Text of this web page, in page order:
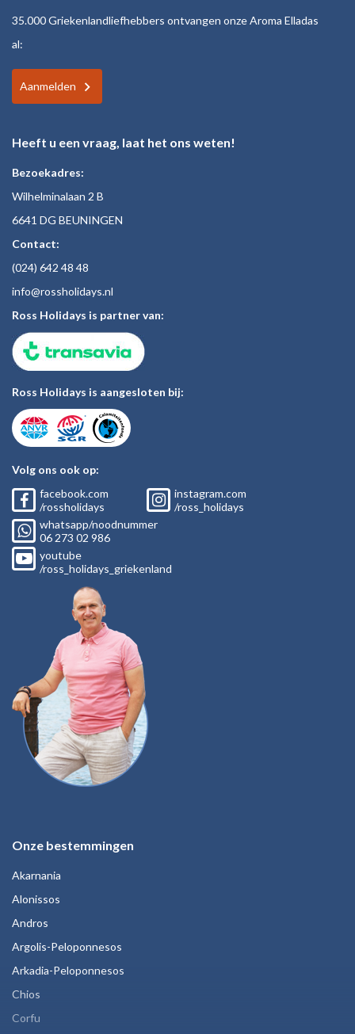
35.000 Griekenlandliefhebbers ontvangen onze Aroma Elladas
al:
Aanmelden
Heeft u een vraag, laat het ons weten!
Bezoekadres:
Wilhelminalaan 2 B
6641 DG BEUNINGEN
Contact:
(024) 642 48 48
info@rossholidays.nl
Ross Holidays is partner van:
Ross Holidays is aangesloten bij:
Volg ons ook op:
facebook.com
/rossholidays
instagram.com
/ross_holidays
whatsapp/noodnummer
06 273 02 986
youtube
/ross_holidays_griekenland
Onze bestemmingen
Akarnania
Alonissos
Andros
Argolis-Peloponnesos
Arkadia-Peloponnesos
Chios
Corfu